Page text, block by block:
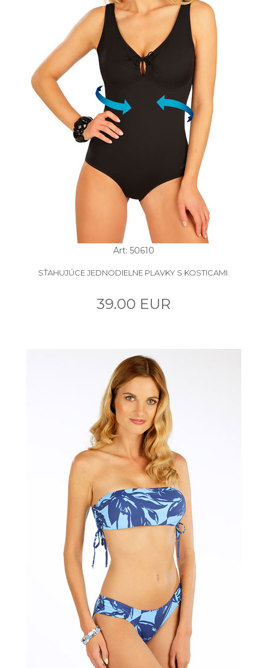
Art: 50610
SŤAHUJÚCE JEDNODIELNE PLAVKY S KOSTICAMI.
39.00 EUR